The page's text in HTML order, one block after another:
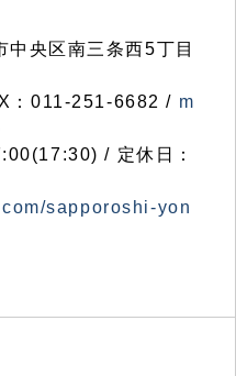
央区南三条西5丁目
：011-251-6682 / m
/ 定休日：
sapporoshi-yon